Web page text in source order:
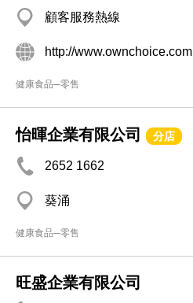
顧客服務熱線
http://www.ownchoice.com
健康食品─零售
怡暉企業有限公司 分店
2652 1662
葵涌
健康食品─零售
旺盛企業有限公司